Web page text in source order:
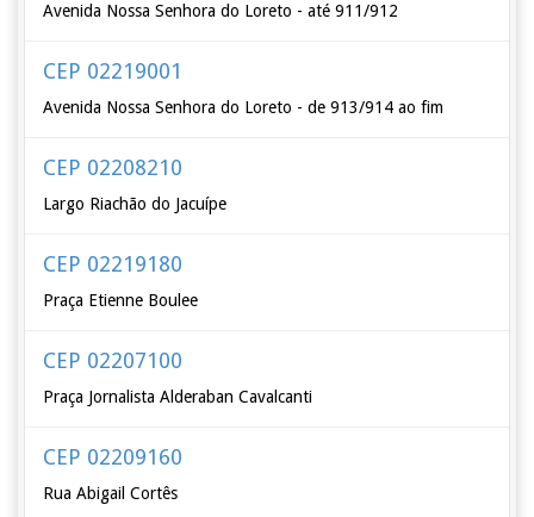
Avenida Nossa Senhora do Loreto - até 911/912
CEP 02219001
Avenida Nossa Senhora do Loreto - de 913/914 ao fim
CEP 02208210
Largo Riachão do Jacuípe
CEP 02219180
Praça Etienne Boulee
CEP 02207100
Praça Jornalista Alderaban Cavalcanti
CEP 02209160
Rua Abigail Cortês